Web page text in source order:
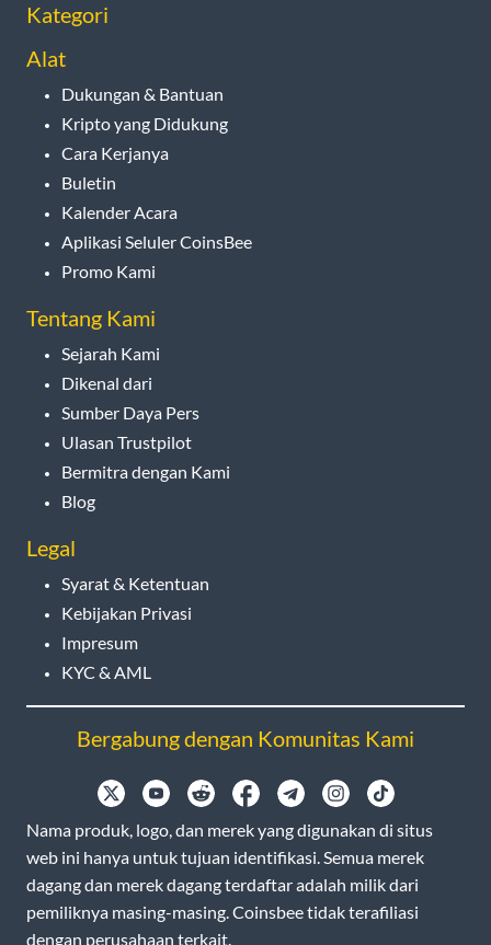
Kategori
Alat
Dukungan & Bantuan
Kripto yang Didukung
Cara Kerjanya
Buletin
Kalender Acara
Aplikasi Seluler CoinsBee
Promo Kami
Tentang Kami
Sejarah Kami
Dikenal dari
Sumber Daya Pers
Ulasan Trustpilot
Bermitra dengan Kami
Blog
Legal
Syarat & Ketentuan
Kebijakan Privasi
Impresum
KYC & AML
Bergabung dengan Komunitas Kami
Nama produk, logo, dan merek yang digunakan di situs
web ini hanya untuk tujuan identifikasi. Semua merek
dagang dan merek dagang terdaftar adalah milik dari
pemiliknya masing-masing. Coinsbee tidak terafiliasi
dengan perusahaan terkait.